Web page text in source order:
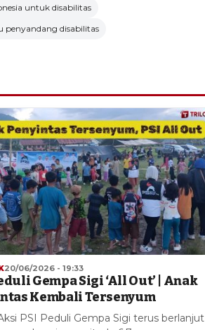
untuk disabilitas
penyandang disabilitas
20/06/2026 - 19:33
Gempa Sigi ‘All Out’ | Anak
Kembali Tersenyum
PSI Peduli Gempa Sigi terus berlanjut